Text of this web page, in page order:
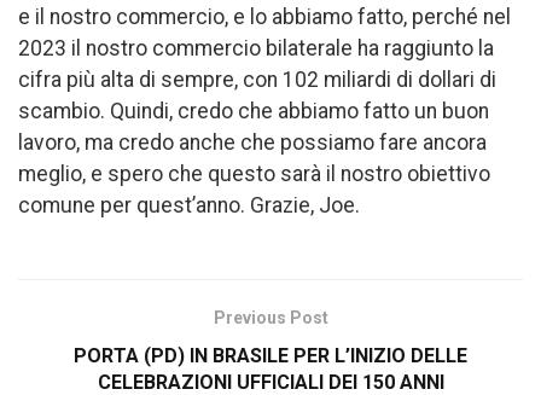
e il nostro commercio, e lo abbiamo fatto, perché nel
2023 il nostro commercio bilaterale ha raggiunto la
cifra più alta di sempre, con 102 miliardi di dollari di
scambio. Quindi, credo che abbiamo fatto un buon
lavoro, ma credo anche che possiamo fare ancora
meglio, e spero che questo sarà il nostro obiettivo
comune per quest’anno. Grazie, Joe.
Previous Post
PORTA (PD) IN BRASILE PER L’INIZIO DELLE
CELEBRAZIONI UFFICIALI DEI 150 ANNI